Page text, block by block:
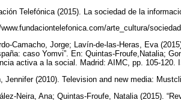
Telefónica (2015). La sociedad de la
arte_cultura/
Camacho, Jorge; Lavín-de-las-Heras, Eva
caso Yomvi”. En: Quintas-Froufe,Natalia;
activa a la social. Madrid: AIMC, pp. 105-120.
Jennifer (2010). Television and new media:
Neira, Ana; Quintas-Froufe, Natalia (2015).